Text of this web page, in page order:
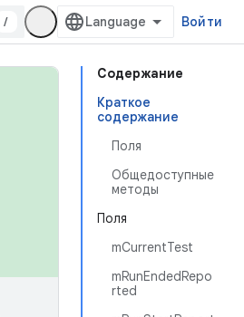
/ Войти
Содержание
Краткое
содержание
Поля
Общедоступные
методы
Поля
mCurrentTest
mRunEndedRepo
rted